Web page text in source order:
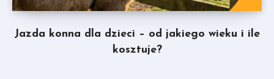
Jazda konna dla dzieci – od jakiego wieku i ile
kosztuje?